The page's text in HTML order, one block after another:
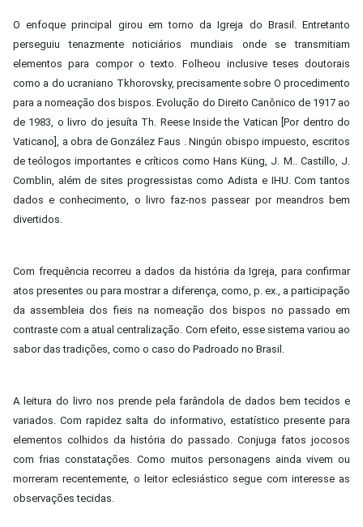
O enfoque principal girou em torno da Igreja do Brasil. Entretanto
perseguiu tenazmente noticiários mundiais onde se transmitiam
elementos para compor o texto. Folheou inclusive teses doutorais
como a do ucraniano Tkhorovsky, precisamente sobre O procedimento
para a nomeação dos bispos. Evolução do Direito Canônico de 1917 ao
de 1983, o livro do jesuíta Th. Reese Inside the Vatican [Por dentro do
Vaticano], a obra de González Faus . Ningún obispo impuesto, escritos
de teólogos importantes e críticos como Hans Küng, J. M.. Castillo, J.
Comblin, além de sites progressistas como Adista e IHU. Com tantos
dados e conhecimento, o livro faz-nos passear por meandros bem
divertidos.
Com frequência recorreu a dados da história da Igreja, para confirmar
atos presentes ou para mostrar a diferença, como, p. ex., a participação
da assembleia dos fieis na nomeação dos bispos no passado em
contraste com a atual centralização. Com efeito, esse sistema variou ao
sabor das tradições, como o caso do Padroado no Brasil.
A leitura do livro nos prende pela farândola de dados bem tecidos e
variados. Com rapidez salta do informativo, estatístico presente para
elementos colhidos da história do passado. Conjuga fatos jocosos
com frias constatações. Como muitos personagens ainda vivem ou
morreram recentemente, o leitor eclesiástico segue com interesse as
observações tecidas.